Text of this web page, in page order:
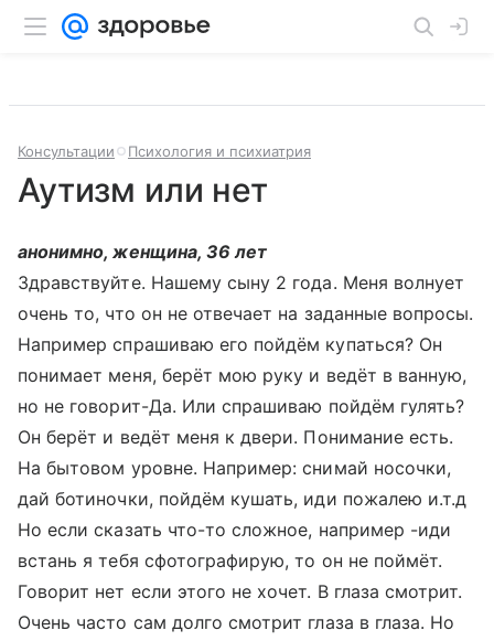
Консультации Психология и психиатрия
Аутизм или нет
анонимно, женщина, 36 лет
Здравствуйте. Нашему сыну 2 года. Меня волнует
очень то, что он не отвечает на заданные вопросы.
Например спрашиваю его пойдём купаться? Он
понимает меня, берёт мою руку и ведёт в ванную,
но не говорит-Да. Или спрашиваю пойдём гулять?
Он берёт и ведёт меня к двери. Понимание есть.
На бытовом уровне. Например: снимай носочки,
дай ботиночки, пойдём кушать, иди пожалею и.т.д
Но если сказать что-то сложное, например -иди
встань я тебя сфотографирую, то он не поймёт.
Говорит нет если этого не хочет. В глаза смотрит.
Очень часто сам долго смотрит глаза в глаза. Но